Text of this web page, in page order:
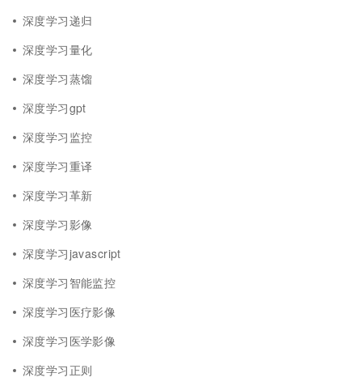
深度学习递归
深度学习量化
深度学习蒸馏
深度学习gpt
深度学习监控
深度学习重译
深度学习革新
深度学习影像
深度学习javascript
深度学习智能监控
深度学习医疗影像
深度学习医学影像
深度学习正则